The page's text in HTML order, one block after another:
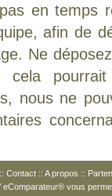
en temps
afin de
Ne
cela
nous ne
:: Contact :: A propos ::
eComparateur® vous